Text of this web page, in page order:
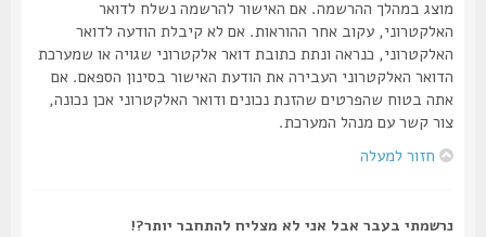
מוצג במהלך ההרשמה. אם האישור להרשמה נשלח לדואר
האלקטרוני, עקוב אחר ההוראות. אם לא קיבלת הודעה לדואר
האלקטרוני, כנראה ונתת כתובת דואר אלקטרוני שגויה או שמערכת
הדואר האלקטרוני העבירה את הודעת האישור בסינון הספאם. אם
אתה בטוח שהפרטים שהזנת נכונים ודואר האלקטרוני אכן נכונה,
צור קשר עם מנהל המערכת.
חזור למעלה
נרשמתי בעבר אבל אני לא מצליח להתחבר יותר?!